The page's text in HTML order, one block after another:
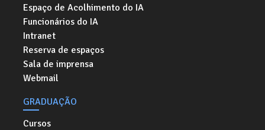
Espaço de Acolhimento do IA
Funcionários do IA
Intranet
Reserva de espaços
Sala de imprensa
Webmail
GRADUAÇÃO
Cursos